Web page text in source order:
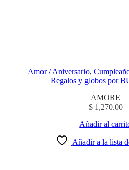
Amor / Aniversario,
Regalos y globos por
AMORE
$1,270.00
Añadir al
Añadir a la lista